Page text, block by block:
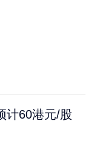
计60港元/股